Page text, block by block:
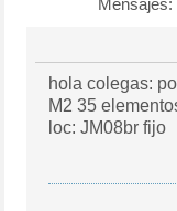
hola colegas:
M2 35
loc: JM08br fijo